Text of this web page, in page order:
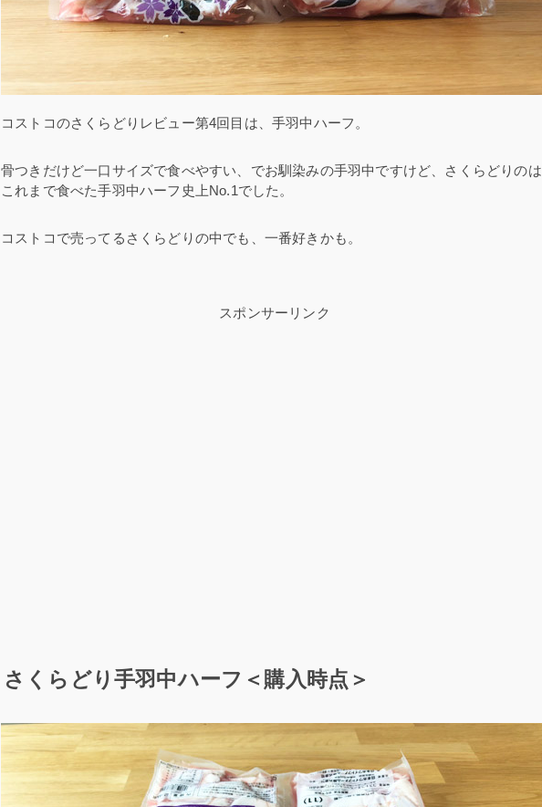
コストコのさくらどりレビュー第4回目は、手羽中ハーフ。
骨つきだけど一口サイズで食べやすい、でお馴染みの手羽中ですけど、さくらどりのは
これまで食べた手羽中ハーフ史上No.1でした。
コストコで売ってるさくらどりの中でも、一番好きかも。
スポンサーリンク
さくらどり手羽中ハーフ＜購入時点＞